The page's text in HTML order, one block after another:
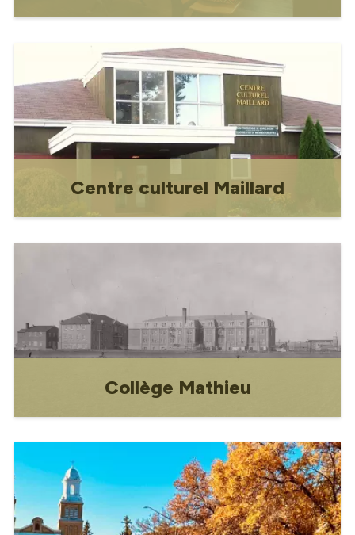
aux récits de ses habitants, le musée
contient une collection de souvenirs des
premiers pionniers, comprenant de
nombreux artefacts provenant des
premiers résidents de Gravelbourg.
Centre culturel Maillard
communauté depuis près de 40 ans!
Collège Mathieu
Collège Mathieu.